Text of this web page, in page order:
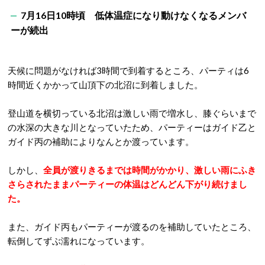
7月16日10時頃 低体温症になり動けなくなるメンバ
ーが続出
天候に問題がなければ3時間で到着するところ、パーティは6
時間近くかかって山頂下の北沼に到着しました。
登山道を横切っている北沼は激しい雨で増水し、膝ぐらいまで
の水深の大きな川となっていたため、パーティーはガイド乙と
ガイド丙の補助によりなんとか渡っています。
しかし、 全員が渡りきるまでは時間がかかり、激しい雨にふき
さらされたままパーティーの体温はどんどん下がり続けまし
た。
また、ガイド丙もパーティーが渡るのを補助していたところ、
転倒してずぶ濡れになっています。